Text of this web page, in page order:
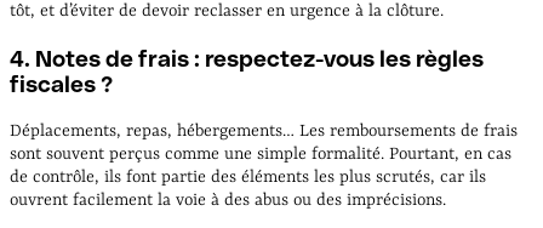
tôt, et d’éviter de devoir reclasser en urgence à la clôture.
4. Notes de frais : respectez-vous les règles
fiscales ?
Déplacements, repas, hébergements… Les remboursements de frais
sont souvent perçus comme une simple formalité. Pourtant, en cas
de contrôle, ils font partie des éléments les plus scrutés, car ils
ouvrent facilement la voie à des abus ou des imprécisions.